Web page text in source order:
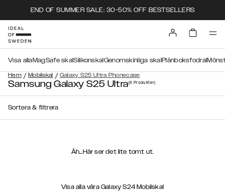
END OF SUMMER SALE: 30-50% OFF BESTSELLERS
Hem / Mobilskal / Galaxy S25 Ultra Phonecase
Visa allaMagSafe skalSilikonskal Genomskinliga skal Plånboksfodral
Samsung Galaxy S25 Ultra(0 Produkter)
Sortera & filtrera
Åh...Här ser det lite tomt ut.
Visa alla våra Galaxy S24 Mobilskal